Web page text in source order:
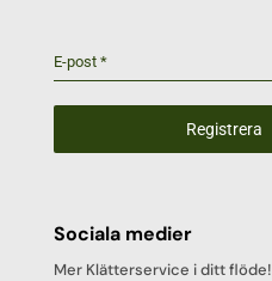
E-post *
Registrera
Sociala medier
Mer Klätterservice i ditt flöde!